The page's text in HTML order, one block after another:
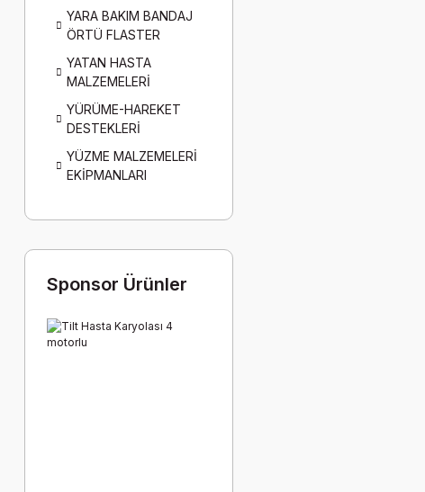
YARA BAKIM BANDAJ
ÖRTÜ FLASTER
YATAN HASTA
MALZEMELERİ
YÜRÜME-HAREKET
DESTEKLERİ
YÜZME MALZEMELERİ
EKİPMANLARI
Sponsor Ürünler